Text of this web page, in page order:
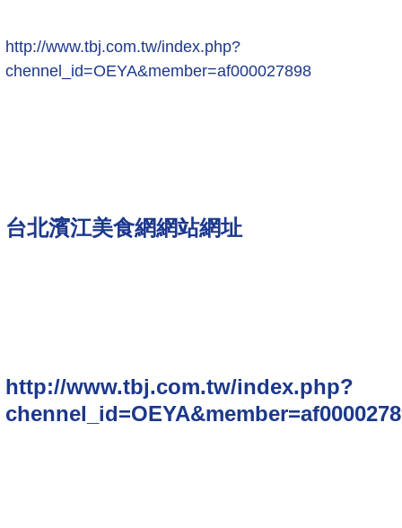
http://www.tbj.com.tw/index.php?
chennel_id=OEYA&member=af000027898
台北濱江美食網網站網址
http://www.tbj.com.tw/index.php?